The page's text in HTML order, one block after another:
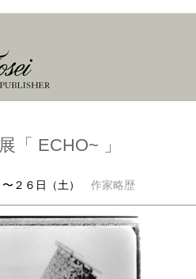
「 ECHO~ 」
〜２６日（土） 作家略歴